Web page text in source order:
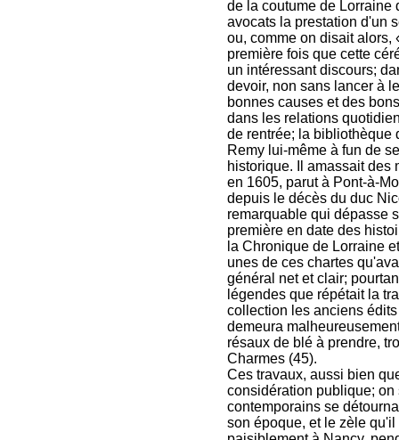
de la coutume de Lorraine
avocats la prestation d'un
ou, comme on disait
première fois que cette
un intéressant discours;
devoir, non sans lancer à
bonnes causes et des
dans les relations
de rentrée; la bibliothèque
Remy lui-même à fun de
historique. Il amassait des
en 1605, parut à Pont-à-
depuis le décès du duc
remarquable qui dépasse
première en date des
la Chronique de Lorraine
unes de ces chartes
général net et clair;
légendes que répétait la
collection les anciens
demeura
résaux de blé à prendre,
Charmes (45).
Ces travaux, aussi bien
considération publique; on
contemporains se
son époque, et le zèle